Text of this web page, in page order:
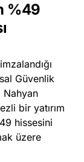
%49
Güvenlik
Nahyan
bir yatırım
hissesini
üzere